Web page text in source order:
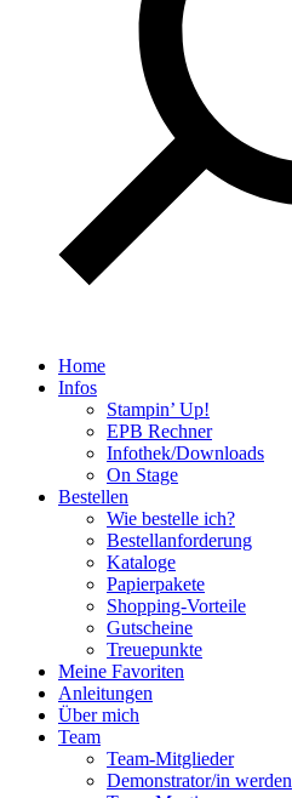
Home
Infos
Stampin’ Up!
EPB Rechner
Infothek/Downloads
On Stage
Bestellen
Wie bestelle ich?
Bestellanforderung
Kataloge
Papierpakete
Shopping-Vorteile
Gutscheine
Treuepunkte
Meine Favoriten
Anleitungen
Über mich
Team
Team-Mitglieder
Demonstrator/in werden